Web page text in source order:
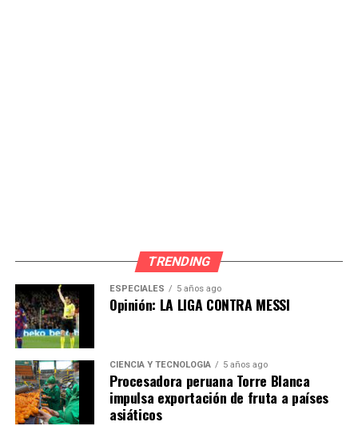
Descentralizada de Procesos Electorales, para su
conocimiento y fines pertinentes.
Por su parte, en un breve comunicado publicado en sus
redes sociales, el también exalcalde de Lima Rafael
López Aliaga lamentó la decisión y dijo que este anuncio
le provoca una profunda tristeza. Añadió que «especular
los porqués para una decisión tan importante es no solo
absurdo, sino infame».
TRENDING
ESPECIALES 5 años ago
Opinión: LA LIGA CONTRA MESSI
CIENCIA Y TECNOLOGÍA 5 años ago
Procesadora peruana Torre Blanca
impulsa exportación de fruta a países
asiáticos